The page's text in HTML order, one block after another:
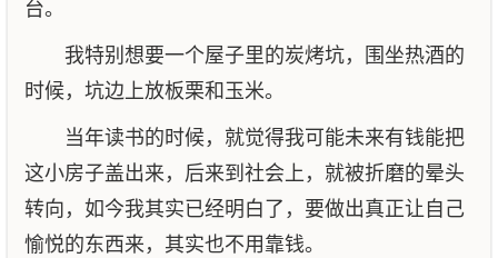
台。
我特别想要一个屋子里的炭烤坑，围坐热酒的
时候，坑边上放板栗和玉米。
当年读书的时候，就觉得我可能未来有钱能把
这小房子盖出来，后来到社会上，就被折磨的晕头
转向，如今我其实已经明白了，要做出真正让自己
愉悦的东西来，其实也不用靠钱。